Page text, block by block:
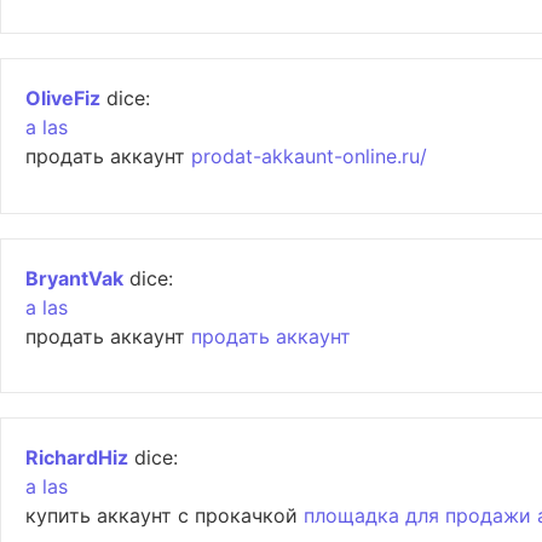
OliveFiz dice:
a las
продать аккаунт prodat-akkaunt-online.ru/
BryantVak dice:
a las
продать аккаунт продать аккаунт
RichardHiz dice:
a las
купить аккаунт с прокачкой площадка для продажи